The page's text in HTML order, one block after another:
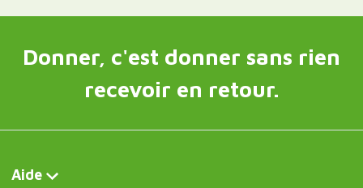
Donner, c'est donner sans rien
recevoir en retour.
Aide